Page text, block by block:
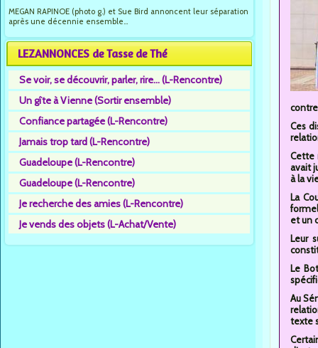
MEGAN RAPINOE (photo g.) et Sue Bird annoncent leur séparation
après une décennie ensemble...
LEZANNONCES de Tasse de Thé
Se voir, se découvrir, parler, rire... (L-Rencontre)
Un gîte à Vienne (Sortir ensemble)
Confiance partagée (L-Rencontre)
Jamais trop tard (L-Rencontre)
Guadeloupe (L-Rencontre)
Guadeloupe (L-Rencontre)
Je recherche des amies (L-Rencontre)
Je vends des objets (L-Achat/Vente)
Ces
Cette
avait
à la
La
et un
Leur
Le
Au
texte